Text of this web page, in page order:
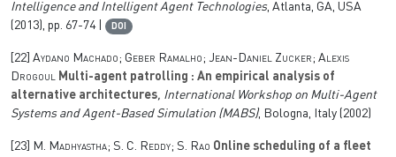
Intelligence and Intelligent Agent Technologies, Atlanta, GA, USA
(2013), pp. 67-74 |
DOI
[22] Aydano Machado; Geber Ramalho; Jean-Daniel Zucker; Alexis
Drogoul Multi-agent patrolling : An empirical analysis of
alternative architectures, International Workshop on Multi-Agent
Systems and Agent-Based Simulation (MABS), Bologna, Italy (2002)
[23] M. Madhyastha; S. C. Reddy; S. Rao Online scheduling of a fleet